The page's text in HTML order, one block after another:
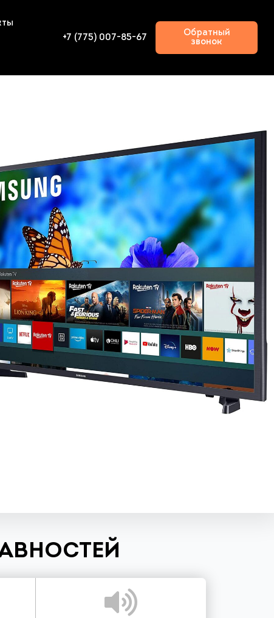
+7 (775) 007-85-67
Обратный
звонок